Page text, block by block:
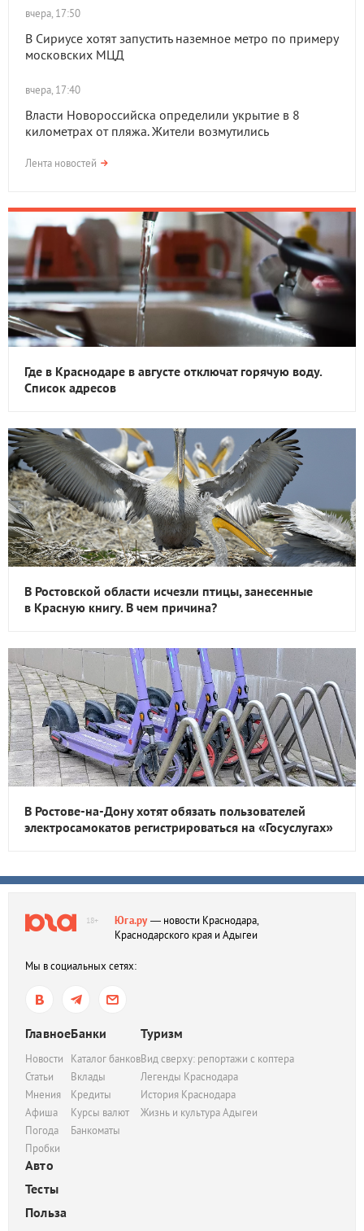
вчера, 17:50
В Сириусе хотят запустить наземное метро по примеру
московских МЦД
вчера, 17:40
Власти Новороссийска определили укрытие в 8
километрах от пляжа. Жители возмутились
Лента новостей
Где в Краснодаре в августе отключат горячую воду.
Список адресов
В Ростовской области исчезли птицы, занесенные
в Красную книгу. В чем причина?
В Ростове-на-Дону хотят обязать пользователей
электросамокатов регистрироваться на «Госуслугах»
18+ Юга.ру— новости Краснодара,
Краснодарского края и Адыгеи
Мы в социальных сетях:
Главное
Новости
Статьи
Мнения
Афиша
Погода
Пробки
Банки
Каталог банков
Вклады
Кредиты
Курсы валют
Банкоматы
Туризм
Вид сверху: репортажи с коптера
Легенды Краснодара
История Краснодара
Жизнь и культура Адыгеи
Авто
Тесты
Польза